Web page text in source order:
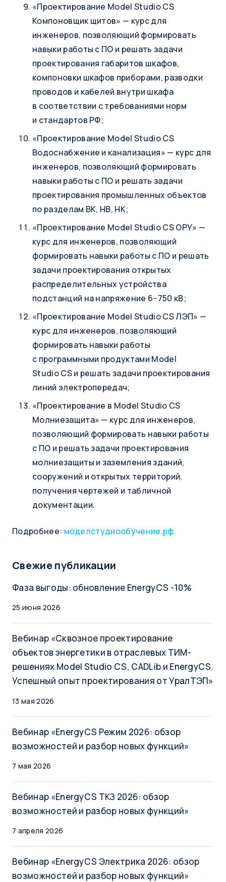
«Проектирование Model Studio CS
Компоновщик щитов» — курс для
инженеров, позволяющий формировать
навыки работы с ПО и решать задачи
проектирования габаритов шкафов,
компоновки шкафов приборами, разводки
проводов и кабелей внутри шкафа
в соответствии с требованиями норм
и стандартов РФ;
«Проектирование Model Studio CS
Водоснабжение и канализация» — курс для
инженеров, позволяющий формировать
навыки работы с ПО и решать задачи
проектирования промышленных объектов
по разделам ВК, НВ, НК;
«Проектирование Model Studio CS ОРУ» —
курс для инженеров, позволяющий
формировать навыки работы с ПО и решать
задачи проектирования открытых
распределительных устройства
подстанций на напряжение 6−750 кВ;
«Проектирование Model Studio CS ЛЭП» —
курс для инженеров, позволяющий
формировать навыки работы
с программными продуктами Model
Studio CS и решать задачи проектирования
линий электропередач;
«Проектирование в Model Studio CS
Молниезащита» — курс для инженеров,
позволяющий формировать навыки работы
с ПО и решать задачи проектирования
молниезащиты и заземления зданий,
сооружений и открытых территорий,
получения чертежей и табличной
документации.
Подробнее: моделстудиообучение.рф.
Свежие публикации
Фаза выгоды: обновление EnergyCS -10%
25 июня 2026
Вебинар «Сквозное проектирование
объектов энергетики в отраслевых ТИМ-
решениях Model Studio CS, CADLib и EnergyCS.
Успешный опыт проектирования от УралТЭП»
13 мая 2026
Вебинар «EnergyCS Режим 2026: обзор
возможностей и разбор новых функций»
7 мая 2026
Вебинар «EnergyCS ТКЗ 2026: обзор
возможностей и разбор новых функций»
7 апреля 2026
Вебинар «EnergyCS Электрика 2026: обзор
возможностей и разбор новых функций»